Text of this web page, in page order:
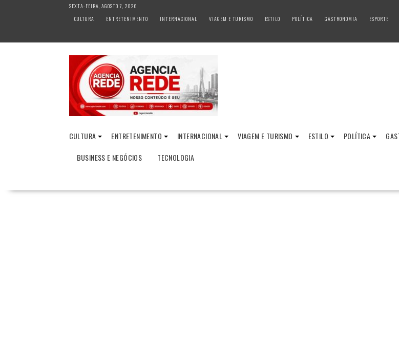
SEXTA-FEIRA, AGOSTO 7, 2026
CULTURA
ENTRETENIMENTO INTERNACIONAL VIAGEM E TURISMO ESTILO POLÍTICA GASTRONOMIA ESPORTE
CULTURA ENTRETENIMENTO INTERNACIONAL VIAGEM E TURISMO ESTILO POLÍTICA
BUSINESS E NEGÓCIOS
TECNOLOGIA